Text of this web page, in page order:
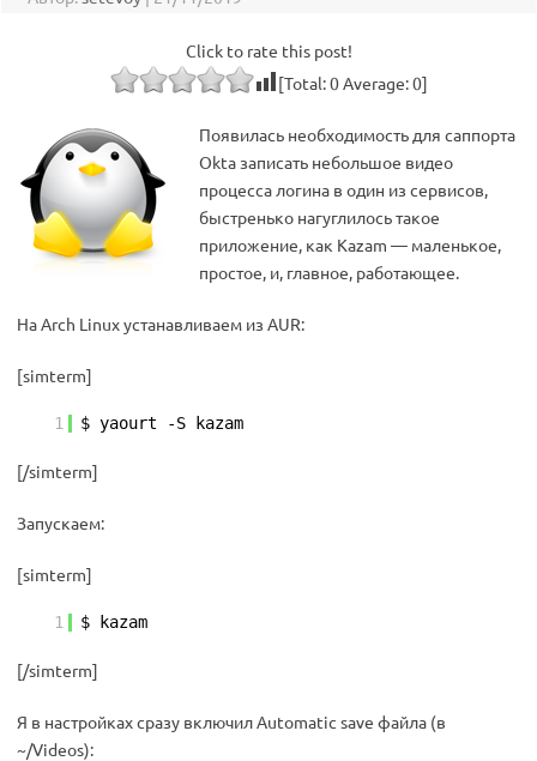
Click to rate this post!
[Total:0Average:0]
Появилась необходимость для саппорта
Okta записать небольшое видео
процесса логина в один из сервисов,
быстренько нагуглилось такое
приложение, как Kazam — маленькое,
простое, и, главное, работающее.
На Arch Linux устанавливаем из AUR:
[simterm]
1 $ yaourt -S kazam
[/simterm]
Запускаем:
[simterm]
1 $ kazam
[/simterm]
Я в настройках сразу включил Automatic save файла (в
~/Videos):